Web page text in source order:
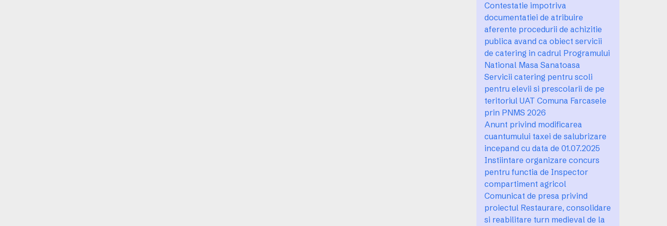
Contestatie impotriva
documentatiei de atribuire
aferente procedurii de achizitie
publica avand ca obiect servicii
de catering in cadrul Programului
National Masa Sanatoasa
Servicii catering pentru scoli
pentru elevii si prescolarii de pe
teritoriul UAT Comuna Farcasele
prin PNMS 2026
Anunt privind modificarea
cuantumului taxei de salubrizare
incepand cu data de 01.07.2025
Instiintare organizare concurs
pentru functia de Inspector
compartiment agricol
Comunicat de presa privind
proiectul Restaurare, consolidare
si reabilitare turn medieval de la